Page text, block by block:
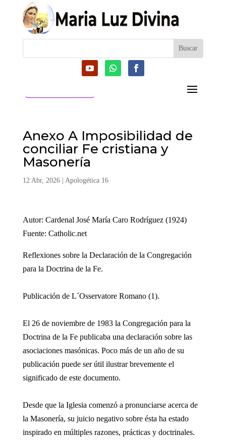
Anexo A Imposibilidad de
conciliar Fe cristiana y
Masonería
12 Abr, 2026| Apologética 16
Autor: Cardenal José María Caro Rodríguez (1924)
Fuente: Catholic.net
Reflexiones sobre la Declaración de la Congregación
para la Doctrina de la Fe.
Publicación de L´Osservatore Romano (1).
El 26 de noviembre de 1983 la Congregación para la
Doctrina de la Fe publicaba una declaración sobre las
asociaciones masónicas. Poco más de un año de su
publicación puede ser útil ilustrar brevemente el
significado de este documento.
Desde que la Iglesia comenzó a pronunciarse acerca de
la Masonería, su juicio negativo sobre ésta ha estado
inspirado en múltiples razones, prácticas y doctrinales.